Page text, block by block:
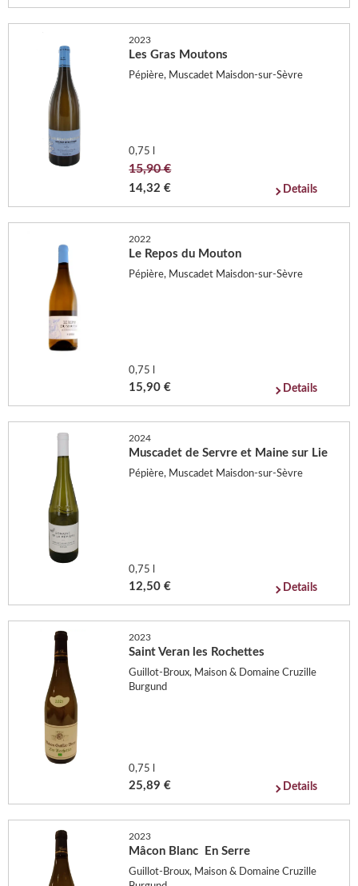
2023
Les Gras Moutons
Pépière, Muscadet Maisdon-sur-Sèvre
0,75 l
15,90 €
14,32 € Details
2022
Le Repos du Mouton
Pépière, Muscadet Maisdon-sur-Sèvre
0,75 l
15,90 € Details
2024
Muscadet de Servre et Maine sur Lie
Pépière, Muscadet Maisdon-sur-Sèvre
0,75 l
12,50 € Details
2023
Saint Veran les Rochettes
Guillot-Broux, Maison & Domaine Cruzille
Burgund
0,75 l
25,89 € Details
2023
Mâcon Blanc En Serre
Guillot-Broux, Maison & Domaine Cruzille